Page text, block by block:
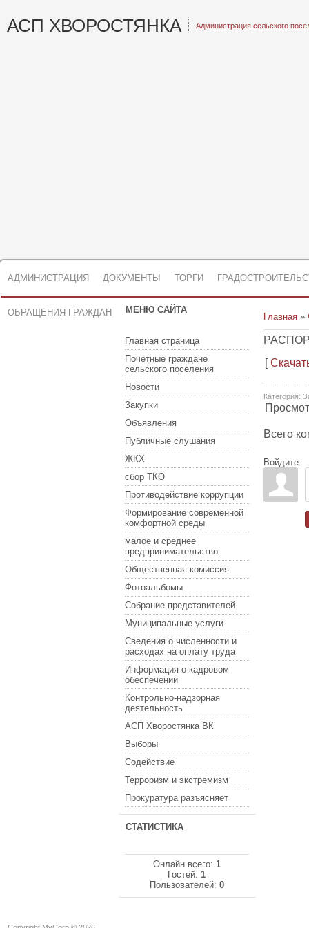
АСП ХВОРОСТЯНКА Администрация сельского
АДМИНИСТРАЦИЯ ДОКУМЕНТЫ ТОРГИ
ОБРАЩЕНИЯ ГРАЖДАН МЕНЮ САЙТА
Главная страница
Почетные граждане
сельского поселения
Новости
Закупки
Объявления
Публичные слушания
ЖКХ
сбор ТКО
Противодействие коррупции
Формирование современной
комфортной среды
малое и среднее
предпринимательство
Общественная комиссия
Фотоальбомы
Собрание представителей
Муниципальные услуги
Сведения о численности и
расходах на оплату труда
Информация о кадровом
обеспечении
Контрольно-надзорная
деятельность
АСП Хворостянка ВК
Выборы
Содействие
Терроризм и экстремизм
Прокуратура разъясняет
СТАТИСТИКА
Онлайн всего: 1
Гостей:1
Пользователей: 0
Главная »
[
Категория:
Всего
Войдите: